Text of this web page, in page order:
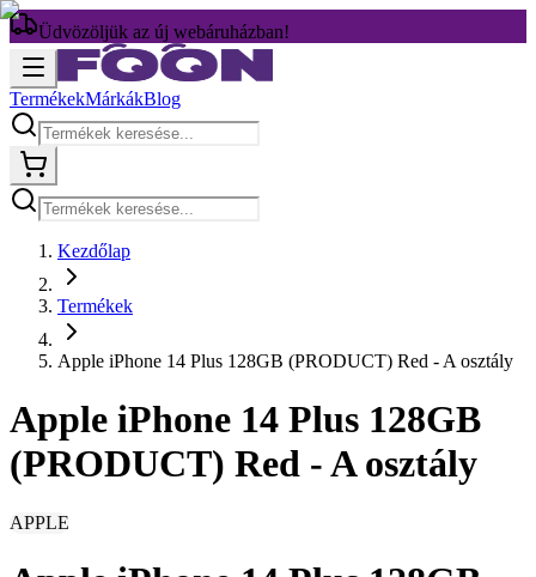
Üdvözöljük az új webáruházban!
TermékekMárkákBlog
Kezdőlap
Termékek
Apple iPhone 14 Plus 128GB (PRODUCT) Red - A osztály
Apple iPhone 14 Plus 128GB
(PRODUCT) Red - A osztály
APPLE